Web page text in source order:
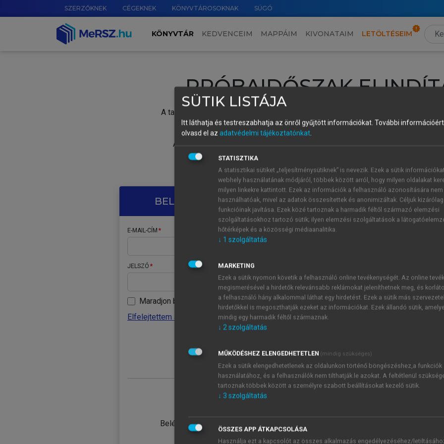
SZERZŐKNEK CÉGEKNEK KÖNYVTÁROSOKNAK SÚGÓ
KÖNYVTÁR KEDVENCEIM MAPPÁIM KIVONATAIM LETÖLTÉSEIM
PRÓBAIDŐSZAK
A tartalom megtekintéséhez lépj be a saját fiókoddal, iskolai azonosítóddal vagy
Új felhasználóként1 óra díjmentes hozzáférésrevagy
A próbaidőszak elindításához,
vagy hozz
A regisztráció után a
BELÉPÉS SAJÁT FIÓKKAL
E-MAIL-CÍM
JELSZÓ
Maradjon belépve
Elfelejtettem a jelszavamat
Belépés intézményi azonosítóval
ÚJ FIÓK
1 óra
JELSZÓ
Kérek értesítést a MeRSZ
Kérek értesítést az
SÜTIK LISTÁJA
Itt láthatja és testreszabhatja az önről gyűjtött információkat. További
olvasd el az adatvédelmi tájékoztatónkat.
STATISZTIKA
A statisztikai sütiket „teljesítménysütiknek” is nevezik. Ezek a sütik
webhely használatának módjáról, többek között arról, hogy milyen oldalakat
milyen linkekre kattintott. Ezek az információk a felhasználó azonosítására nem
használhatóak, mivel az adatok összesítettek és anonimizáltak. Céljuk
funkcióinak javítása. Ezek közé tartoznak a harmadik féltől származó elemzési
szolgáltatásokhoz tartozó sütik; ilyen elemzési szolgáltatások a
hőtérképek és a közösségi médiaanalitika.
↓ 1 szolgáltatás
MARKETING
Ezek a sütik nyomon követik a felhasználó online tevékenységét. Az online
megismerésével a hirdetők relevánsabb reklámokat jeleníthetnek meg, és
a felhasználó hány alkalommal láthat egy hirdetést. Ezek a sütik más
hirdetőkkel is megoszthatják ezeket az információkat. Ezek állandó sütik,
mindig egy harmadik féltől származnak.
↓ 2szolgáltatás
MŰKÖDÉSHEZ ELENGEDHETETLEN (mindig szükséges)
Ezek a sütik elengedhetetlenek az oldalunkon történő böngészéshez,a funkciók
használatához, és a felhasználók nem tilthatják le azokat. A feltétlenül
tartoznak többek között a személyre szabott beállításokat kezelő sütik.
↓ 3 szolgáltatás
ÖSSZES APP ÁTKAPCSOLÁSA
Használja ezt a kapcsolót az összes alkalmazás engedélyezéséhez/